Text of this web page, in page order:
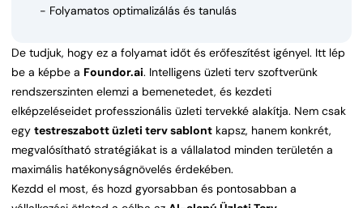
- Folyamatos optimalizálás és tanulás
De tudjuk, hogy ez a folyamat időt és erőfeszítést igényel. Itt lép
be a képbe a Foundor.ai. Intelligens üzleti terv szoftverünk
rendszerszinten elemzi a bemenetedet, és kezdeti
elképzeléseidet professzionális üzleti tervekké alakítja. Nem csak
egy testreszabott üzleti terv sablont kapsz, hanem konkrét,
megvalósítható stratégiákat is a vállalatod minden területén a
maximális hatékonyságnövelés érdekében.
Kezdd el most, és hozd gyorsabban és pontosabban a